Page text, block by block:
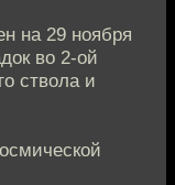
на 29 ноября
во 2-ой
ствола и